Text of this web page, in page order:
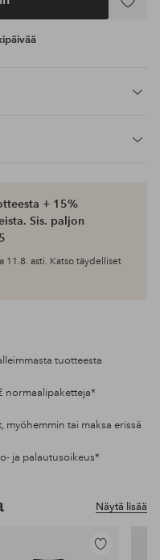
Lisää
+ 15%
Sis. paljon
11.8. asti. Katso täydelliset
tuotteesta
normaalipaketteja*
myöhemmin tai maksa erissä
ja palautusoikeus*
Näytä lisää
Lisää